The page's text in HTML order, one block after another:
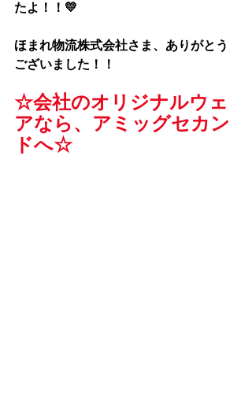
たよ！！💛
ほまれ物流株式会社さま 、ありがとう
ございました！！
☆会社のオリジナルウェ
アなら、アミッグセカン
ドへ☆